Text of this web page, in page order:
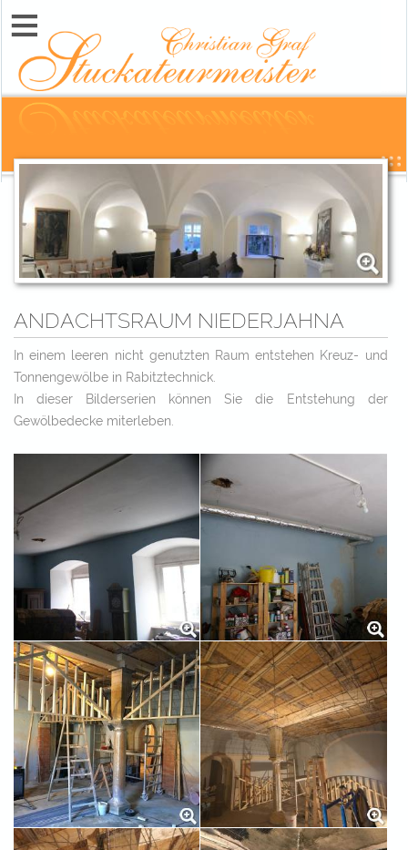
ANDACHTSRAUM NIEDERJAHNA
In einem leeren nicht genutzten Raum entstehen Kreuz- und
Tonnengewölbe in Rabitztechnick.
In dieser Bilderserien können Sie die Entstehung der
Gewölbedecke miterleben.
≡